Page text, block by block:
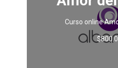
Curso online
$